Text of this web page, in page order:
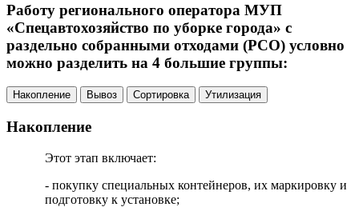
Работу регионального оператора МУП
«Спецавтохозяйство по уборке города» с
раздельно собранными отходами (РСО) условно
можно разделить на 4 большие группы:
Накопление Вывоз Сортировка Утилизация
Накопление
Этот этап включает:
- покупку специальных контейнеров, их маркировку и
подготовку к установке;